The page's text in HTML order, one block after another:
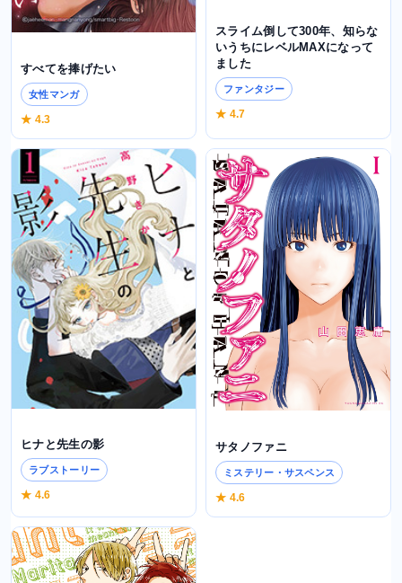
すべてを捧げたい
女性マンガ
★ 4.3
スライム倒して300年、知らな
いうちにレベルMAXになって
ました
ファンタジー
★ 4.7
ヒナと先生の影
ラブストーリー
★ 4.6
サタノファニ
ミステリー・サスペンス
★ 4.6